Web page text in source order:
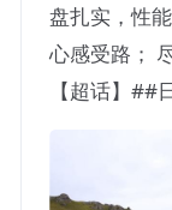
盘扎实，性
心感受路；
【超话】